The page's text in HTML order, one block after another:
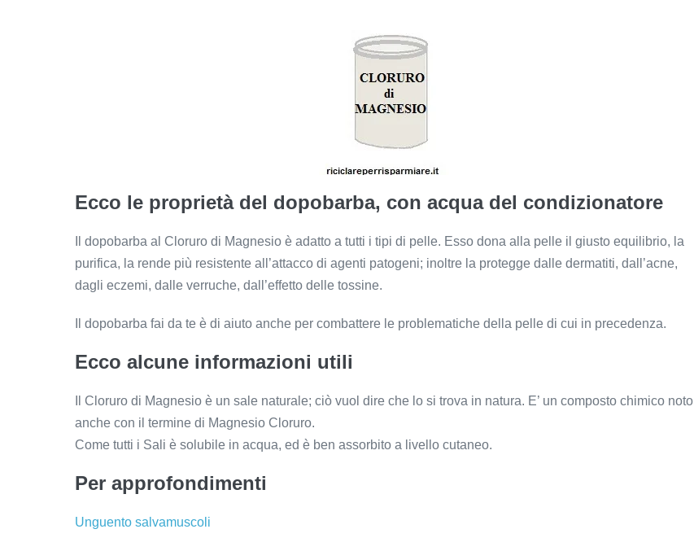
Ecco le proprietà del dopobarba, con acqua del condizionatore
Il dopobarba al Cloruro di Magnesio è adatto a tutti i tipi di pelle. Esso dona alla pelle il giusto equilibrio, la
purifica, la rende più resistente all’attacco di agenti patogeni; inoltre la protegge dalle dermatiti, dall’acne,
dagli eczemi, dalle verruche, dall’effetto delle tossine.
Il dopobarba fai da te è di aiuto anche per combattere le problematiche della pelle di cui in precedenza.
Ecco alcune informazioni utili
Il Cloruro di Magnesio è un sale naturale; ciò vuol dire che lo si trova in natura. E’ un composto chimico noto
anche con il termine di Magnesio Cloruro.
Come tutti i Sali è solubile in acqua, ed è ben assorbito a livello cutaneo.
Per approfondimenti
Unguento salvamuscoli